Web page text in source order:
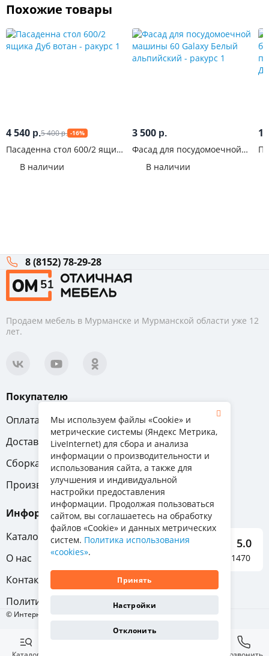
Похожие товары
4 540 р.5 400р. -16%
Пасаденна стол 600/2 ящика
В наличии
3 500 р.
Фасад для посудомоечной
альпийский
В наличии
1
8 (8152) 78-29-28
Продаем мебель в Мурманске и Мурманской области уже 12
лет.
Покупателю
Оплата
Вопрос-ответ
Доставка
Обмен и возврат
Сборка
Гарантия
Производители
Информация
Каталог мебели
О нас
Контакты
Политика конфиденциальности
5.0
Отзывы о нас 1470
© Интернет-магазин «Отличная мебель», 2011-2026
Мы используем файлы «Cookie» и
метрические системы (Яндекс Метрика,
LiveInternet) для сбора и анализа
информации о производительности и
использования сайта, а также для
улучшения и индивидуальной
настройки предоставления
информации. Продолжая пользоваться
сайтом, вы соглашаетесь на обработку
файлов «Cookie» и данных метрических
систем. Политика использования
«cookies».
Принять
Настройки
Отклонить